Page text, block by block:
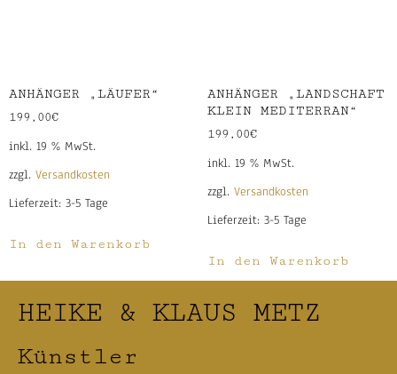
ANHÄNGER „LÄUFER“
199,00€
inkl. 19 % MwSt.
zzgl. Versandkosten
Lieferzeit: 3-5 Tage
In den Warenkorb
ANHÄNGER „LANDSCHAFT
KLEIN MEDITERRAN“
199,00€
inkl. 19 % MwSt.
zzgl. Versandkosten
Lieferzeit: 3-5 Tage
In den Warenkorb
HEIKE & KLAUS METZ
Künstler